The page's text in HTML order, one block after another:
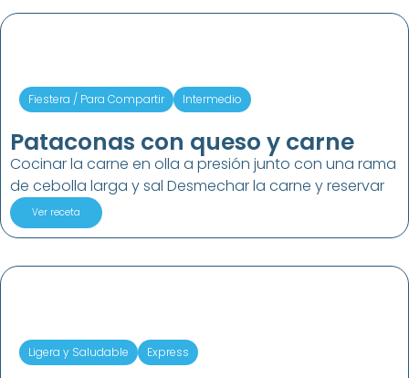
Fiestera / Para Compartir Intermedio
Pataconas con queso y carne
Cocinar la carne en olla a presión junto con una rama
de cebolla larga y sal Desmechar la carne y reservar
Ver receta
Ligera y Saludable Express